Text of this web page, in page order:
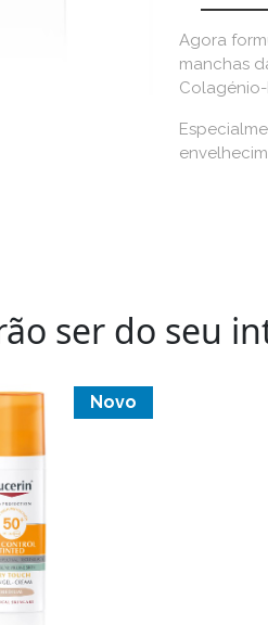
Agora
manchas
ser do seu
Novo